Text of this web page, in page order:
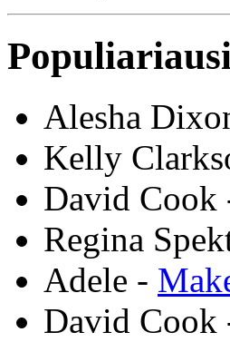
Alesha
Kelly
David Cook
Regina
Adele -
David Cook